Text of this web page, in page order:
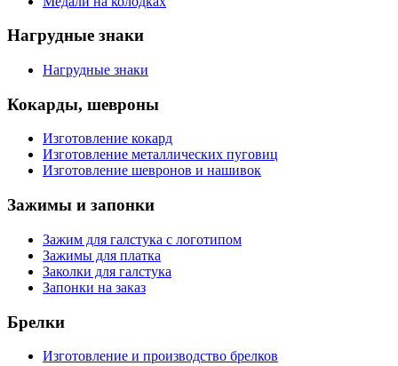
Нагрудные знаки
Нагрудные знаки
Кокарды, шевроны
Изготовление кокард
Изготовление металлических пуговиц
Изготовление шевронов и нашивок
Зажимы и запонки
Зажим для галстука с логотипом
Зажимы для платка
Заколки для галстука
Запонки на заказ
Брелки
Изготовление и производство брелков